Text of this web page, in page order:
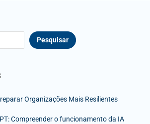
Pesquisar
Organizações Mais Resilientes
Compreender o funcionamento da IA